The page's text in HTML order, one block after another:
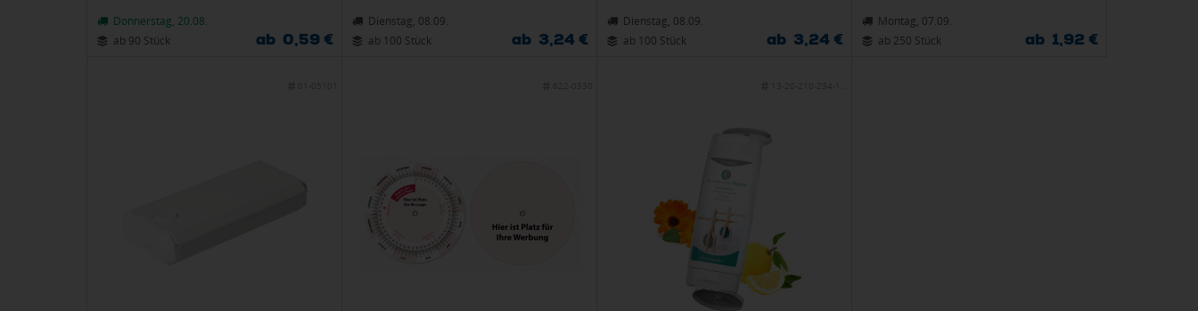
Donnerstag, 20.08.
ab 90 Stück
ab 0,59 €
Dienstag, 08.09.
ab 100 Stück
ab 3,24 €
Dienstag, 08.09.
ab 100 Stück
ab 3,24 €
Montag, 07.09.
ab 250 Stück
ab 1,92 €